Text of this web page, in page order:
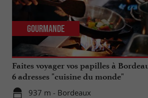
Faites voyager vos papilles à
6 adresses "cuisine du monde"
937 m - Bordeaux
Gourmande